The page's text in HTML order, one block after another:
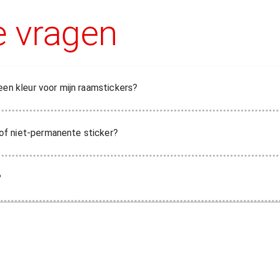
vragen
kleur voor mijn raamstickers?
niet-permanente sticker?